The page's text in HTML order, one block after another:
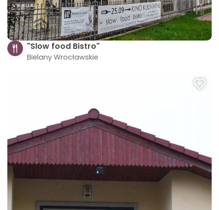
"Slow food Bistro"
Bielany Wrocławskie